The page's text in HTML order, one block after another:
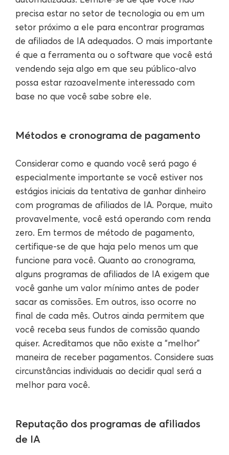
precisa estar no setor de tecnologia ou em um
setor próximo a ele para encontrar programas
de afiliados de IA adequados. O mais importante
é que a ferramenta ou o software que você está
vendendo seja algo em que seu público-alvo
possa estar razoavelmente interessado com
base no que você sabe sobre ele.
Métodos e cronograma de pagamento
Considerar como e quando você será pago é
especialmente importante se você estiver nos
estágios iniciais da tentativa de ganhar dinheiro
com programas de afiliados de IA. Porque, muito
provavelmente, você está operando com renda
zero. Em termos de método de pagamento,
certifique-se de que haja pelo menos um que
funcione para você. Quanto ao cronograma,
alguns programas de afiliados de IA exigem que
você ganhe um valor mínimo antes de poder
sacar as comissões. Em outros, isso ocorre no
final de cada mês. Outros ainda permitem que
você receba seus fundos de comissão quando
quiser. Acreditamos que não existe a “melhor”
maneira de receber pagamentos. Considere suas
circunstâncias individuais ao decidir qual será a
melhor para você.
Reputação dos programas de afiliados
de IA